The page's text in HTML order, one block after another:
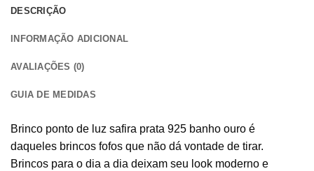
DESCRIÇÃO
INFORMAÇÃO ADICIONAL
AVALIAÇÕES (0)
GUIA DE MEDIDAS
Brinco ponto de luz safira prata 925 banho ouro é
daqueles brincos fofos que não dá vontade de tirar.
Brincos para o dia a dia deixam seu look moderno e